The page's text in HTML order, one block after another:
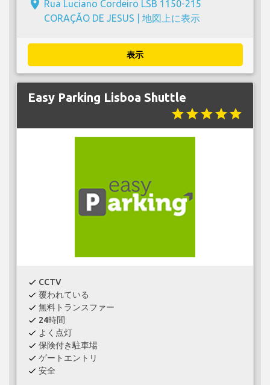
place Rua Luciano Cordeiro LSB 1150-215
CORAÇÃO DE JESUS | 地図上に表示
表示
Easy Parking Lisboa Shuttle
starstarstarstarstar
check CCTV
check 覆われている
check 無料トランスファー
check 24時間
check よく点灯
check 保険付き駐車場
check ゲートエントリ
check 安全